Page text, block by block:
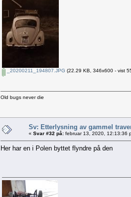
_20200211_194807.JPG (22.29 KB, 346x600 - vist
Old bugs never die
Sv: Etterlysning av gammel
« Svar #32 på: februar 13, 2020, 12:13:36
Her har en i Polen byttet flyndre på den